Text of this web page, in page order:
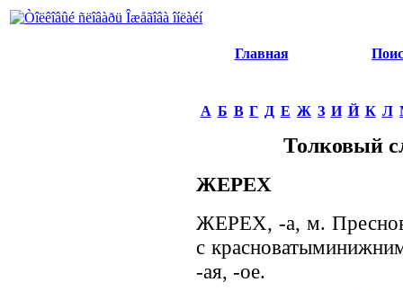
Главная
А Б В Г Д Е Ж З И Й К Л
Толковый
ЖЕРЕХ
ЖЕРЕХ, -а, м.
с
-ая, -ое.